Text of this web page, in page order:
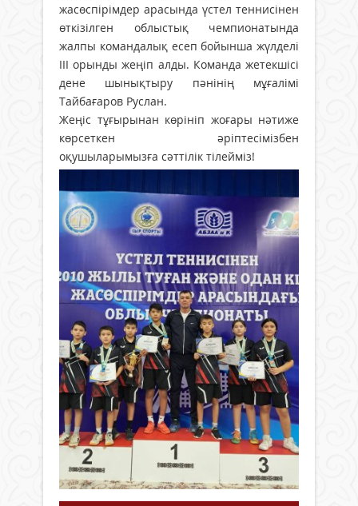
жасөспірімдер арасында үстел теннисінен
өткізілген облыстық чемпионатында
жалпы командалық есеп бойынша жүлделі
ІІІ орынды жеңіп алды. Команда жетекшісі
дене шынықтыру пәнінің мұғалімі
Тайбағаров Руслан.
Жеңіс тұғырынан көрініп жоғары нәтиже
көрсеткен әріптесімізбен
оқушыларымызға сәттілік тілейміз!